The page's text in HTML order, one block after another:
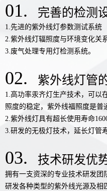
01. 完善的检测
1.先进的紫外线灯参数测试系统
2.紫外线灯辐照度与环境变化关
3.废气处理专用灯检测系统。
02. 紫外线灯管
1.高功率汞齐灯生产技术，可以
照度的稳定，紫外线福照度是普
2.紫外线灯具有超长使用寿命
3.研发的无极灯技术，延长灯管
03. 技术研发优
拥有一支资深的专业技术研发团
研发各种类型的紫外线光源及相